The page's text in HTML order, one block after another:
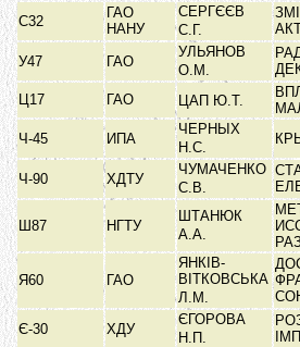
С32
ГАО
НАНУ
СЕРГЄЄВ
С.Г.
У47
ГАО
УЛЬЯНОВ
О.М.
Ц17
ГАО ЦАП Ю.Т.
Ч-45
ИПА
ЧЕРНЫХ
Н.С.
Ч-90 ХДТУ
ЧУМАЧЕНКО
С.В.
Ш87 НГТУ
ШТАНЮК
А.А.
Я60 ГАО
ЯНКІВ-
ВІТКОВСЬКА
Л.М.
Є-30
ХДУ
ЄГОРОВА
Н.П.